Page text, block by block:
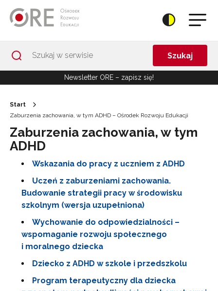
Szukaj
Newsletter ORE – zapisz się!
Start
Zaburzenia zachowania, w tym ADHD – Ośrodek Rozwoju Edukacji
Zaburzenia zachowania, w tym
ADHD
Wskazania do pracy z uczniem z ADHD
Uczeń z zaburzeniami zachowania.
Budowanie strategii pracy w środowisku
szkolnym (wersja uzupełniona)
Wychowanie do odpowiedzialności –
wspomaganie rozwoju społecznego
i moralnego dziecka
Dziecko z ADHD w szkole i przedszkolu
Program terapeutyczny dla dziecka